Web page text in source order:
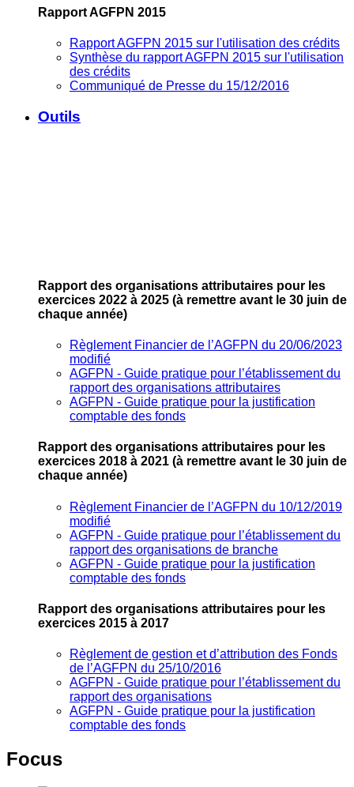
Rapport AGFPN 2015
Rapport AGFPN 2015 sur l'utilisation des crédits
Synthèse du rapport AGFPN 2015 sur l'utilisation
des crédits
Communiqué de Presse du 15/12/2016
Outils
Rapport des organisations attributaires pour les
exercices 2022 à 2025 (à remettre avant le 30 juin de
chaque année)
Règlement Financier de l’AGFPN du 20/06/2023
modifié
AGFPN ‐ Guide pratique pour l’établissement du
rapport des organisations attributaires
AGFPN ‐ Guide pratique pour la justification
comptable des fonds
Rapport des organisations attributaires pour les
exercices 2018 à 2021 (à remettre avant le 30 juin de
chaque année)
Règlement Financier de l’AGFPN du 10/12/2019
modifié
AGFPN ‐ Guide pratique pour l’établissement du
rapport des organisations de branche
AGFPN ‐ Guide pratique pour la justification
comptable des fonds
Rapport des organisations attributaires pour les
exercices 2015 à 2017
Règlement de gestion et d’attribution des Fonds
de l’AGFPN du 25/10/2016
AGFPN ‐ Guide pratique pour l’établissement du
rapport des organisations
AGFPN ‐ Guide pratique pour la justification
comptable des fonds
Focus